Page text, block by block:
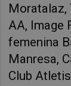
Moratalaz,
AA, Image
femenina
Manresa,
Club